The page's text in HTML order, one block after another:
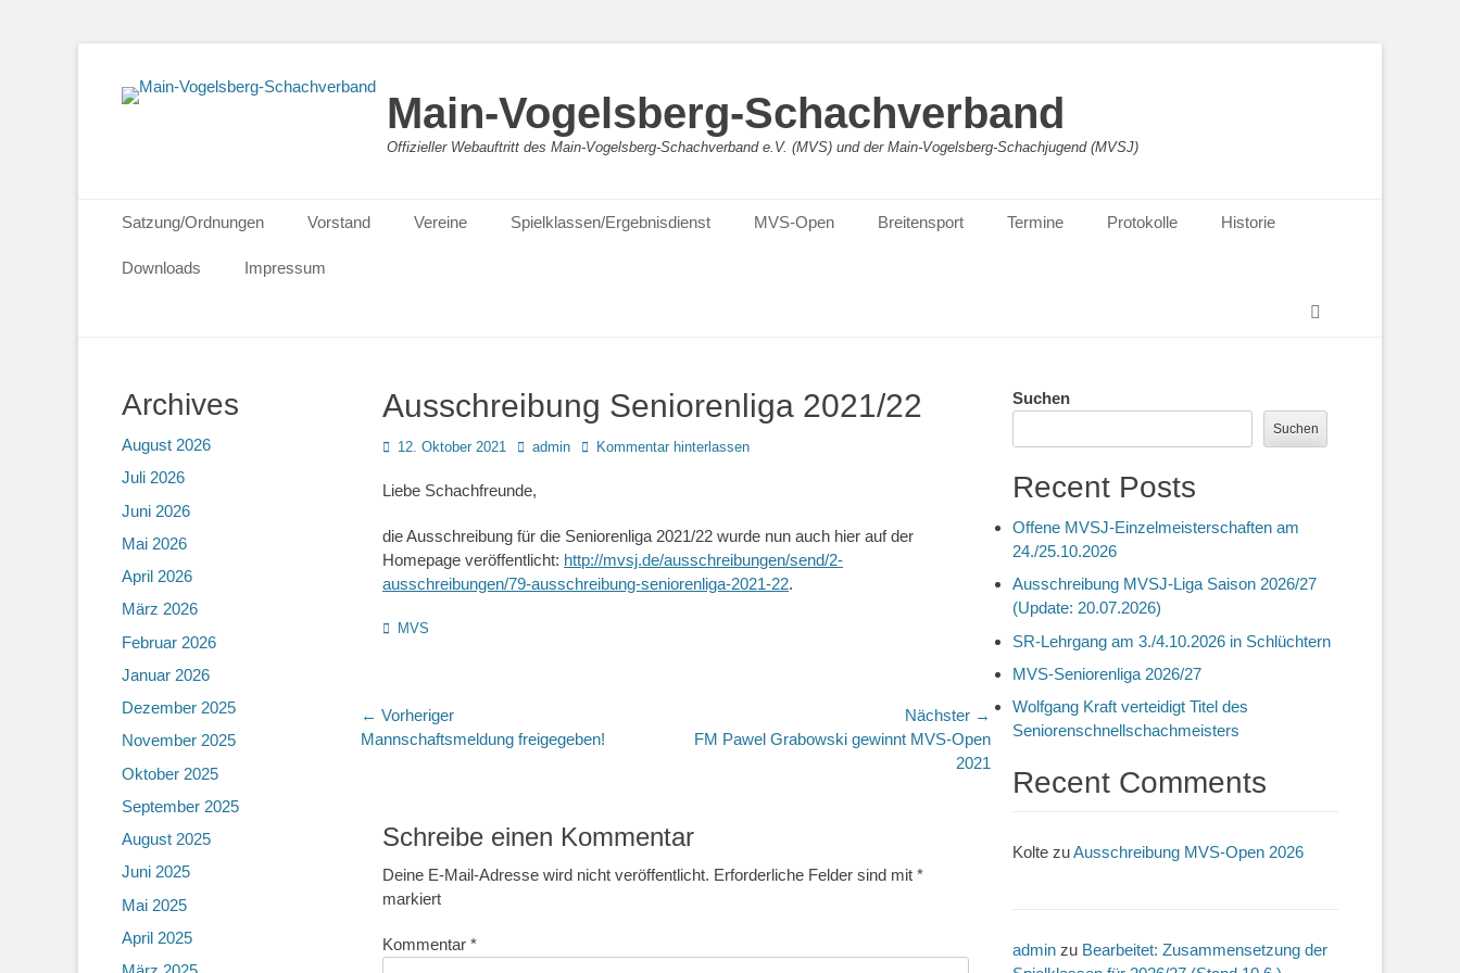
Main-Vogelsberg-Schachverband
Offizieller Webauftritt des Main-Vogelsberg-Schachverband e.V. (MVS) und der Main-Vogelsberg-Schachjugend (MVSJ)
Primäres Menü
Inhalt
springen
Satzung/Ordnungen Vorstand Vereine Spielklassen/Ergebnisdienst MVS-Open Breitensport Termine Protokolle Historie
Downloads
Impressum
Ausschreibung Seniorenliga 2021/22
Posted
12. Oktober 2021 Autoradmin Kommentar hinterlassen
Liebe Schachfreunde,
die Ausschreibung für die Seniorenliga 2021/22 wurde nun auch hier auf der
Homepage veröffentlicht: http://mvsj.de/ausschreibungen/send/2-
ausschreibungen/79-ausschreibung-seniorenliga-2021-22.
Kategorien
MVS
Beitragsnavigation
← Vorheriger
Vorheriger
Mannschaftsmeldung freigegeben!
Nächster →
Nächster
FM Pawel Grabowski gewinnt MVS-Open
2021
Schreibe einen Kommentar
Deine E-Mail-Adresse wird nicht veröffentlicht. Erforderliche Felder sind mit *
markiert
Kommentar *
Suchen
Suchen
Recent Posts
Offene MVSJ-Einzelmeisterschaften am
24./25.10.2026
Ausschreibung MVSJ-Liga Saison 2026/27
(Update: 20.07.2026)
SR-Lehrgang am 3./4.10.2026 in Schlüchtern
MVS-Seniorenliga 2026/27
Wolfgang Kraft verteidigt Titel des
Seniorenschnellschachmeisters
Recent Comments
Kolte zuAusschreibung MVS-Open 2026
admin zu Bearbeitet: Zusammensetzung der
Archives
August 2026
Juli 2026
Juni 2026
Mai 2026
April 2026
März 2026
Februar 2026
Januar 2026
Dezember 2025
November 2025
Oktober 2025
September 2025
August 2025
Juni 2025
Mai 2025
April 2025